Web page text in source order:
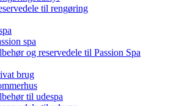
til rengøring
spa
og reservedele til Passion Spa
brug
til udespa